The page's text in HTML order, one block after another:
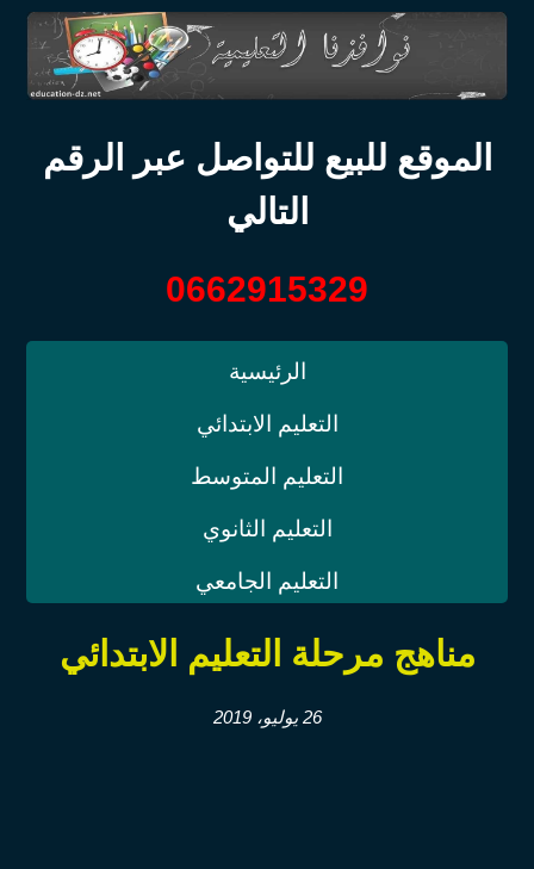
الموقع للبيع للتواصل عبر الرقم
التالي
0662915329
الرئيسية
التعليم الابتدائي
التعليم المتوسط
التعليم الثانوي
التعليم الجامعي
مناهج مرحلة التعليم الابتدائي
26 يوليو، 2019